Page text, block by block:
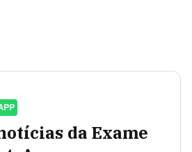
da Exame